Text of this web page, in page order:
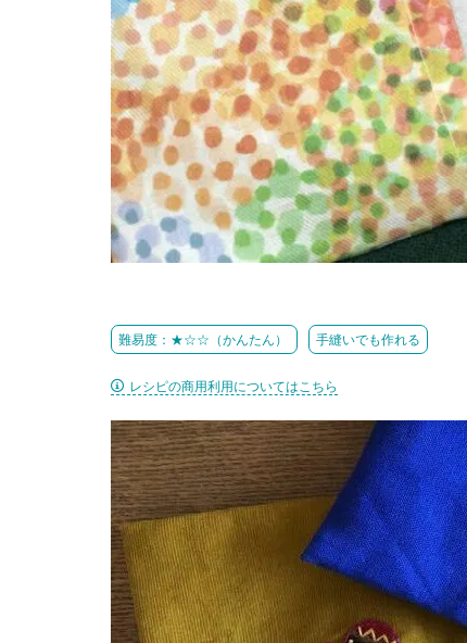
難易度：★☆☆（かんたん） 手縫いでも作れる
レシピの商用利用についてはこちら